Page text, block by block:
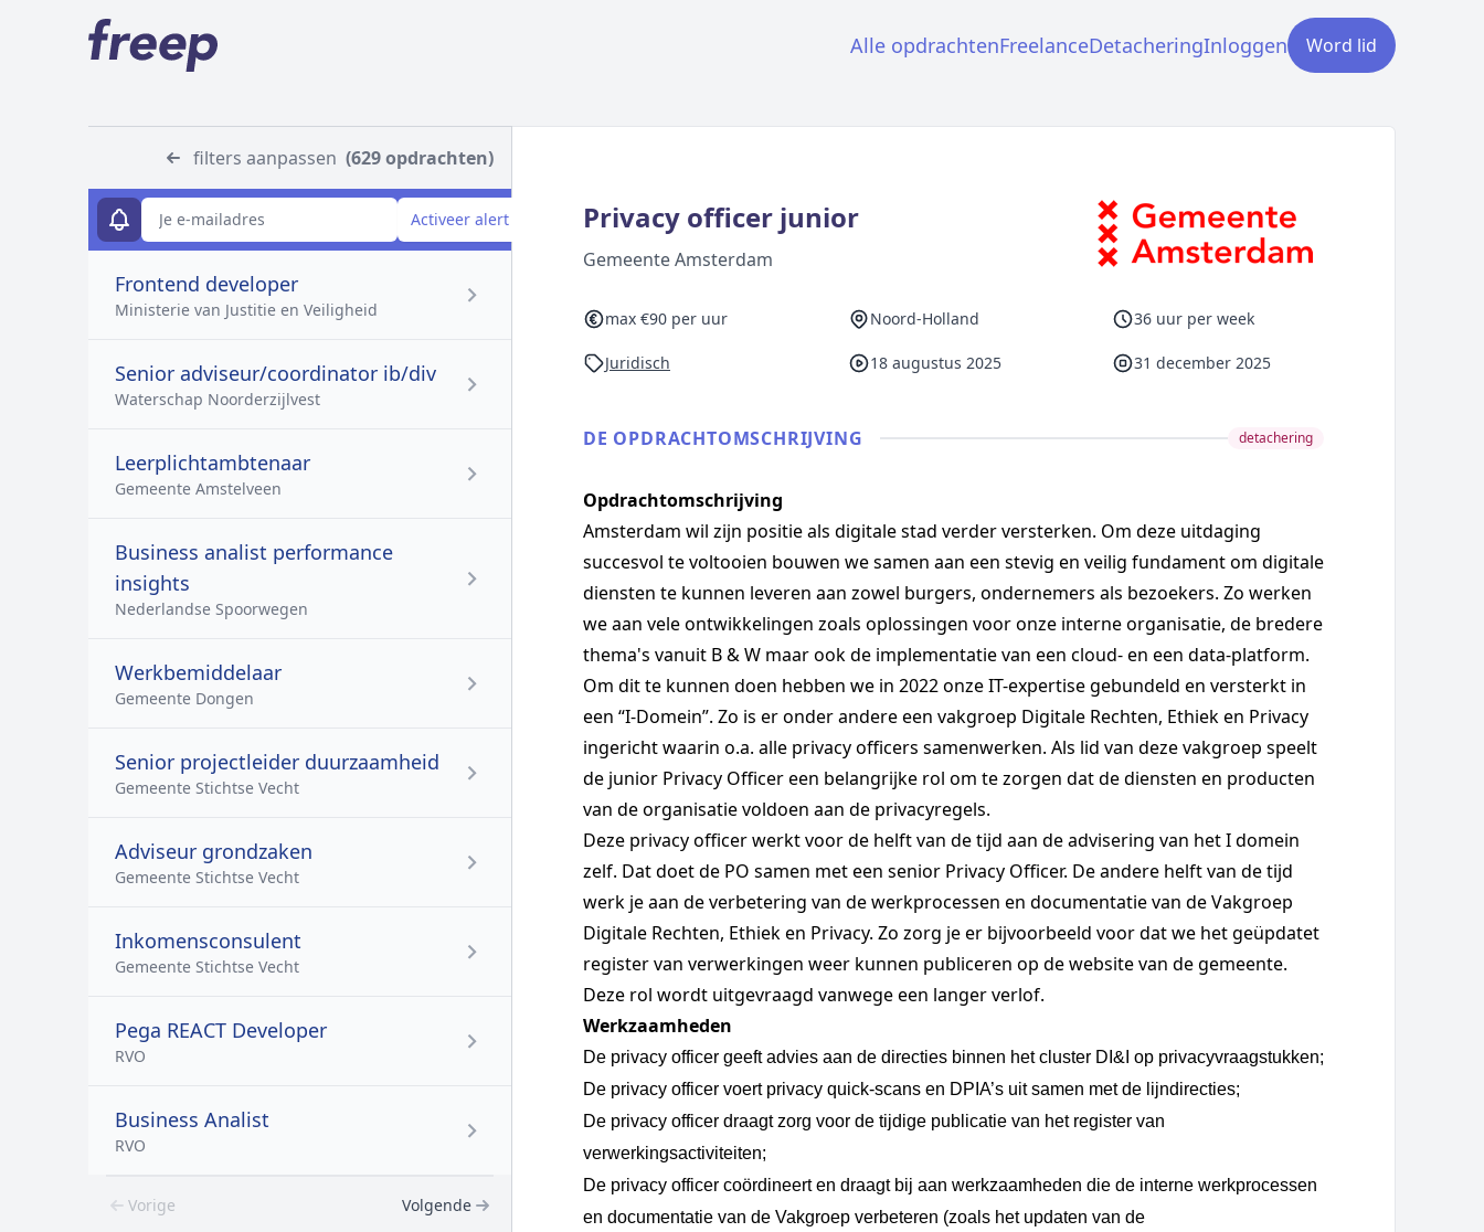
Alle opdrachtenFreelanceDetacheringInloggen Word lid
filters aanpassen (629 opdrachten)
E-mailadres
Activeer alert
Frontend developer
Ministerie van Justitie en Veiligheid
Senior adviseur/coordinator ib/div
Waterschap Noorderzijlvest
Leerplichtambtenaar
Gemeente Amstelveen
Business analist performance
insights
Nederlandse Spoorwegen
Werkbemiddelaar
Gemeente Dongen
Senior projectleider duurzaamheid
Gemeente Stichtse Vecht
Adviseur grondzaken
Gemeente Stichtse Vecht
Inkomensconsulent
Gemeente Stichtse Vecht
Pega REACT Developer
RVO
Business Analist
RVO
Vorige Volgende
Privacy officer junior
Gemeente Amsterdam
max €90 per uur Noord-Holland 36 uur per week
Juridisch 18 augustus 2025 31 december 2025
DE OPDRACHT­OMSCHRIJVING detachering
Opdrachtomschrijving
Amsterdam wil zijn positie als digitale stad verder versterken. Om deze uitdaging
succesvol te voltooien bouwen we samen aan een stevig en veilig fundament om digitale
diensten te kunnen leveren aan zowel burgers, ondernemers als bezoekers. Zo werken
we aan vele ontwikkelingen zoals oplossingen voor onze interne organisatie, de bredere
thema's vanuit B & W maar ook de implementatie van een cloud- en een data-platform.
Om dit te kunnen doen hebben we in 2022 onze IT-expertise gebundeld en versterkt in
een “I-Domein”. Zo is er onder andere een vakgroep Digitale Rechten, Ethiek en Privacy
ingericht waarin o.a. alle privacy officers samenwerken. Als lid van deze vakgroep speelt
de junior Privacy Officer een belangrijke rol om te zorgen dat de diensten en producten
van de organisatie voldoen aan de privacyregels.
Deze privacy officer werkt voor de helft van de tijd aan de advisering van het I domein
zelf. Dat doet de PO samen met een senior Privacy Officer. De andere helft van de tijd
werk je aan de verbetering van de werkprocessen en documentatie van de Vakgroep
Digitale Rechten, Ethiek en Privacy. Zo zorg je er bijvoorbeeld voor dat we het geüpdatet
register van verwerkingen weer kunnen publiceren op de website van de gemeente.
Deze rol wordt uitgevraagd vanwege een langer verlof.
Werkzaamheden
De privacy officer geeft advies aan de directies binnen het cluster DI&I op privacyvraagstukken;
De privacy officer voert privacy quick-scans en DPIA’s uit samen met de lijndirecties;
De privacy officer draagt zorg voor de tijdige publicatie van het register van
verwerkingsactiviteiten;
De privacy officer coördineert en draagt bij aan werkzaamheden die de interne werkprocessen
en documentatie van de Vakgroep verbeteren (zoals het updaten van de